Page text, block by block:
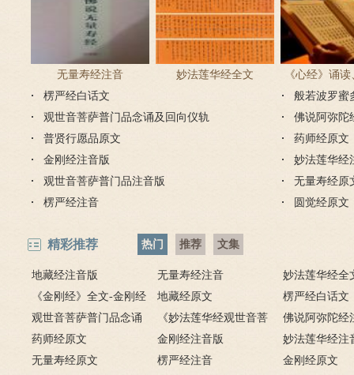
无量寿经注音 妙法莲华经全文
《心经》诵
步骤
楞严经白话文
般若波罗蜜
观世音菩萨普门品念诵及回向仪轨
佛说阿弥陀
普贤行愿品原文
药师经原文
金刚经注音版
妙法莲华经
观世音菩萨普门品注音版
无量寿经原
楞严经注音
圆觉经原文
精彩推荐 热门 推荐 文集
地藏经注音版 无量寿经注音
妙法莲华经全
《金刚经》全文-金刚经
原文、译文及释意
地藏经原文
楞严经白话文
观世音菩萨普门品念诵
及回向仪轨
《妙法莲华经观世音菩
萨普门品》全文
佛说阿弥陀经
药师经原文
金刚经注音版
妙法莲华经注
无量寿经原文
楞严经注音
金刚经原文